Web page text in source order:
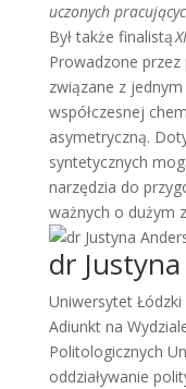
uczonych
Był także finalistą
Prowadzone przez
związane z
współczesnej
asymetryczną.
syntetycznych
narzędzia do
ważnych o dużym
dr
Uniwersytet Łódzki
Adiunkt na
Politologicznych
oddziaływanie